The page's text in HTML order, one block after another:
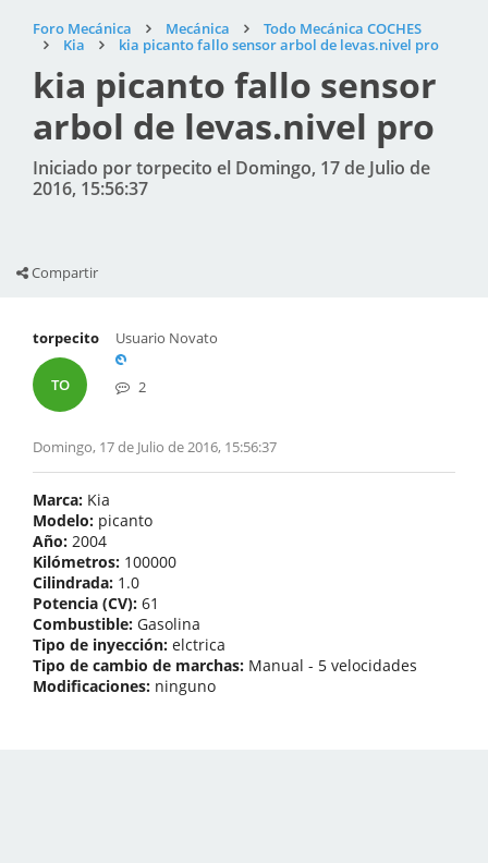
Foro Mecánica Mecánica
Todo Mecánica COCHES
Kia
kia picanto fallo sensor arbol de levas.nivel pro
kia picanto fallo sensor
arbol de levas.nivel pro
Iniciado por torpecito el Domingo, 17 de Julio de
2016, 15:56:37
Compartir
torpecito
TO
Usuario Novato
2
Domingo, 17 de Julio de 2016, 15:56:37
Marca: Kia
Modelo: picanto
Año: 2004
Kilómetros: 100000
Cilindrada: 1.0
Potencia (CV): 61
Combustible: Gasolina
Tipo de inyección: elctrica
Tipo de cambio de marchas: Manual - 5 velocidades
Modificaciones: ninguno